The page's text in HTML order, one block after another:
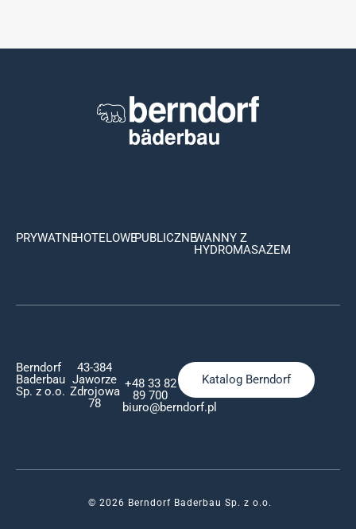
PRYWATNEHOTELOWEPUBLICZNEWANNY Z
HYDROMASAŻEM
Berndorf
Baderbau
Sp. z o.o.
43-384
Jaworze
Zdrojowa
78
+48 33 82
89 700
biuro@berndorf.pl
Katalog Berndorf
© 2026 Berndorf Baderbau Sp. z o.o.